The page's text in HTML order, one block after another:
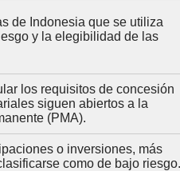
de Indonesia que se utiliza
y la elegibilidad de las
los requisitos de concesión
siguen abiertos a la
(PMA).
o inversiones, más
como de bajo riesgo.